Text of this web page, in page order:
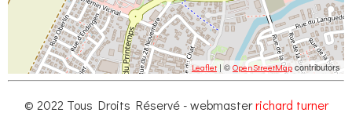
Leaflet| © OpenStreetMap contributors
© 2022 Tous Droits Réservé - webmasterrichard turner